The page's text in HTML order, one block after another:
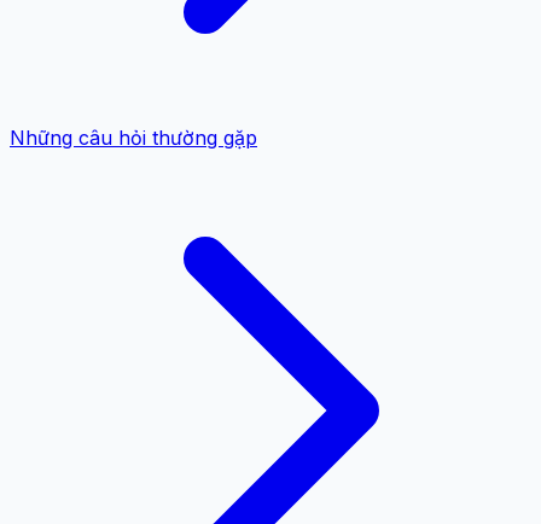
Những câu hỏi thường gặp